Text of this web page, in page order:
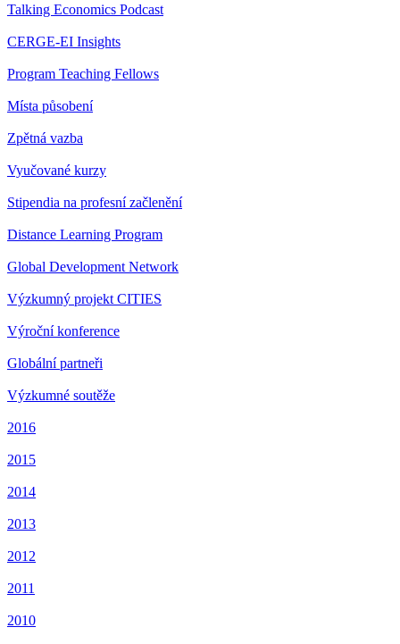
Talking Economics Podcast
CERGE-EI Insights
Program Teaching Fellows
Místa působení
Zpětná vazba
Vyučované kurzy
Stipendia na profesní začlenění
Distance Learning Program
Global Development Network
Výzkumný projekt CITIES
Výroční konference
Globální partneři
Výzkumné soutěže
2016
2015
2014
2013
2012
2011
2010